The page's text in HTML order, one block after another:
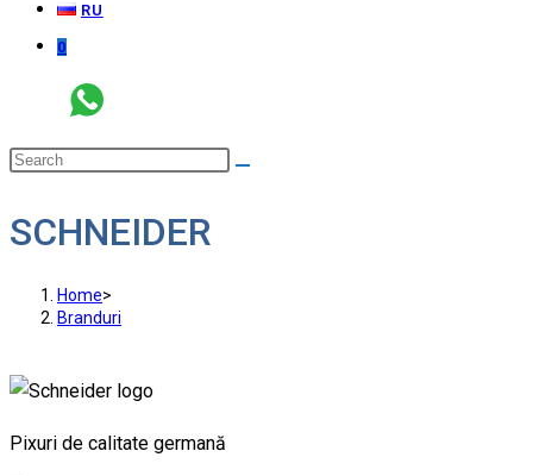
RU
0
SCHNEIDER
Home>
Branduri
Pixuri de calitate germană